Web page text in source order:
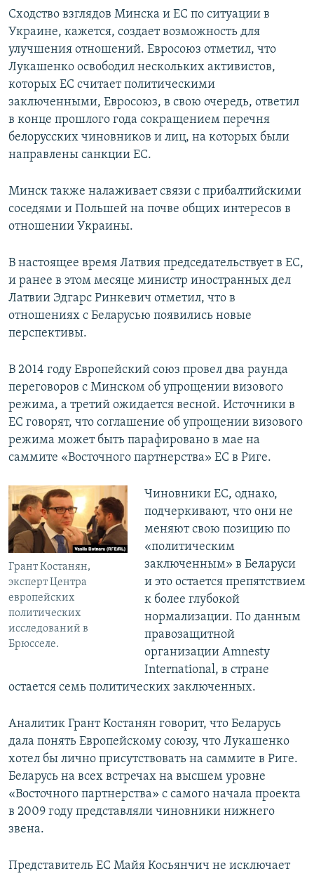
Сходство взглядов Минска и ЕС по ситуации в
Украине, кажется, создает возможность для
улучшения отношений. Евросоюз отметил, что
Лукашенко освободил нескольких активистов,
которых ЕС считает политическими
заключенными, Евросоюз, в свою очередь, ответил
в конце прошлого года сокращением перечня
белорусских чиновников и лиц, на которых были
направлены санкции ЕС.
Минск также налаживает связи с прибалтийскими
соседями и Польшей на почве общих интересов в
отношении Украины.
В настоящее время Латвия председательствует в ЕС,
и ранее в этом месяце министр иностранных дел
Латвии Эдгарс Ринкевич отметил, что в
отношениях с Беларусью появились новые
перспективы.
В 2014 году Европейский союз провел два раунда
переговоров с Минском об упрощении визового
режима, а третий ожидается весной. Источники в
ЕС говорят, что соглашение об упрощении визового
режима может быть парафировано в мае на
саммите «Восточного партнерства» ЕС в Риге.
Грант Костанян,
эксперт Центра
европейских
политических
исследований в
Брюсселе.
Чиновники ЕС, однако,
подчеркивают, что они не
меняют свою позицию по
«политическим
заключенным» в Беларуси
и это остается препятствием
к более глубокой
нормализации. По данным
правозащитной
организации Amnesty
International, в стране
остается семь политических заключенных.
Аналитик Грант Костанян говорит, что Беларусь
дала понять Европейскому союзу, что Лукашенко
хотел бы лично присутствовать на саммите в Риге.
Беларусь на всех встречах на высшем уровне
«Восточного партнерства» с самого начала проекта
в 2009 году представляли чиновники нижнего
звена.
Представитель ЕС Майя Косьянчич не исключает